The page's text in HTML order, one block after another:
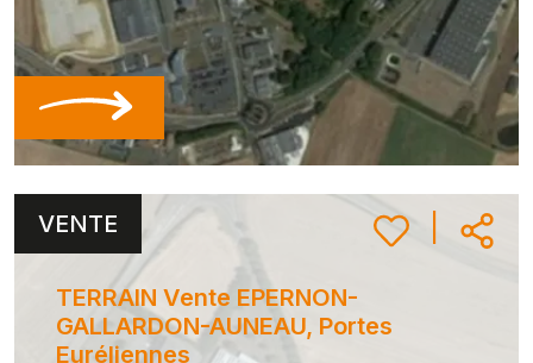
VENTE
TERRAIN Vente EPERNON-
GALLARDON-AUNEAU, Portes
Euréliennes